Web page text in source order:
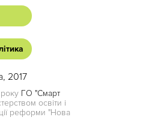
2017
ГО "Смарт
освіти і
реформи "Нова